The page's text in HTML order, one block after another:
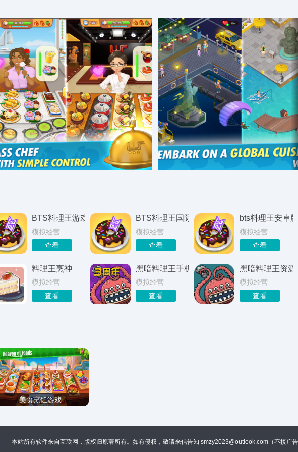
BTS料理王游戏
模拟经营
查看
BTS料理王国际服
模拟经营
查看
bts料理王安卓版
模拟经营
查看
料理王烹神
模拟经营
查看
黑暗料理王手机版
模拟经营
查看
黑暗料理王资源
模拟经营
查看
美食烹饪游戏
本站所有软件来自互联网，版权归原著所有。如有侵权，敬请来信告知 smzy2023@outlook.com（不接广